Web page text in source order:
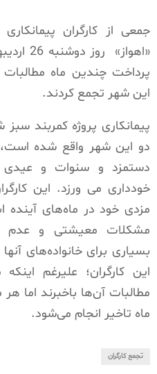
جمعی از کارگران
«اهواز»
روز
پرداخت چندین ماه
این شهر تجمع کردند.
پیمانکاری پروژه کمربند
دو این شهر واقع شده
دستمزد و سنوات و
خودداری می ورزد. این
مزدی خود در ماه‌های آینده
مشکلات معیشتی و عدم
بسیاری برای خانواده‌های
این کارگران؛ علیرغم
مطالبات آن‌ها باخبرند اما
ماه تاخیر انجام می‌شود.
تجمع کارگران